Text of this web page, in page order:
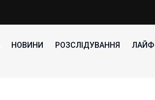
НОВИНИ РОЗСЛІДУВАННЯ ЛАЙФ